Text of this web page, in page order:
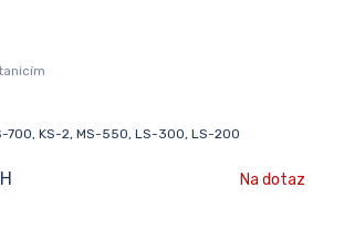
700, KS-2, MS-550, LS-300, LS-200
Na dotaz